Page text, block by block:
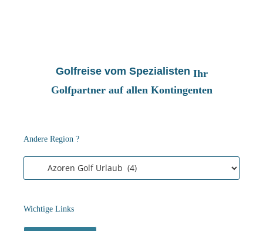
Golfreise vom Spezialisten Ihr
Golfpartner auf allen Kontingenten
Andere Region ?
Wichtige Links